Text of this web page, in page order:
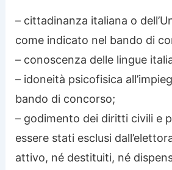
– cittadinanza italiana o
come indicato nel bando di
– conoscenza delle lingue
– idoneità psicofisica
bando di concorso;
– godimento dei diritti civili e
essere stati esclusi
attivo, né destituiti, né